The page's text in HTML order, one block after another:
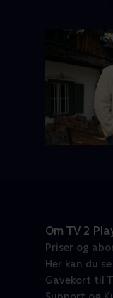
Om TV 2
Priser og
Her kan du
Gavekort til